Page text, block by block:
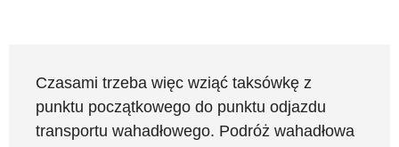
Czasami trzeba więc wziąć taksówkę z
punktu początkowego do punktu odjazdu
transportu wahadłowego. Podróż wahadłowa